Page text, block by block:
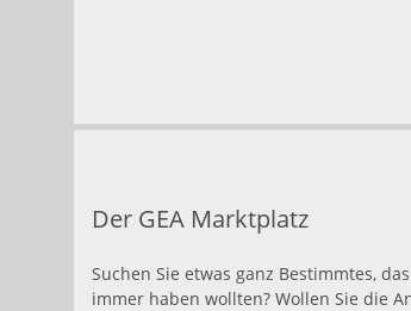
Der GEA Marktplatz
Suchen Sie etwas ganz Bestimmtes,
immer haben wollten? Wollen Sie die